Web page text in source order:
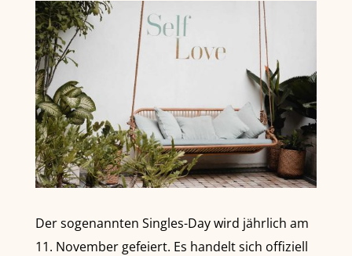
Der sogenannten Singles-Day wird jährlich am
11. November gefeiert. Es handelt sich offiziell